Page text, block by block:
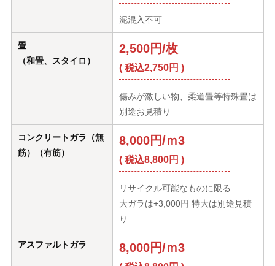
泥混入不可
畳
（和畳、スタイロ）
2,500円/枚
( 税込2,750円 )
傷みが激しい物、柔道畳等特殊畳は
別途お見積り
コンクリートガラ（無
筋）（有筋）
8,000円/ｍ3
( 税込8,800円 )
リサイクル可能なものに限る
大ガラは+3,000円 特大は別途見積
り
アスファルトガラ 8,000円/ｍ3